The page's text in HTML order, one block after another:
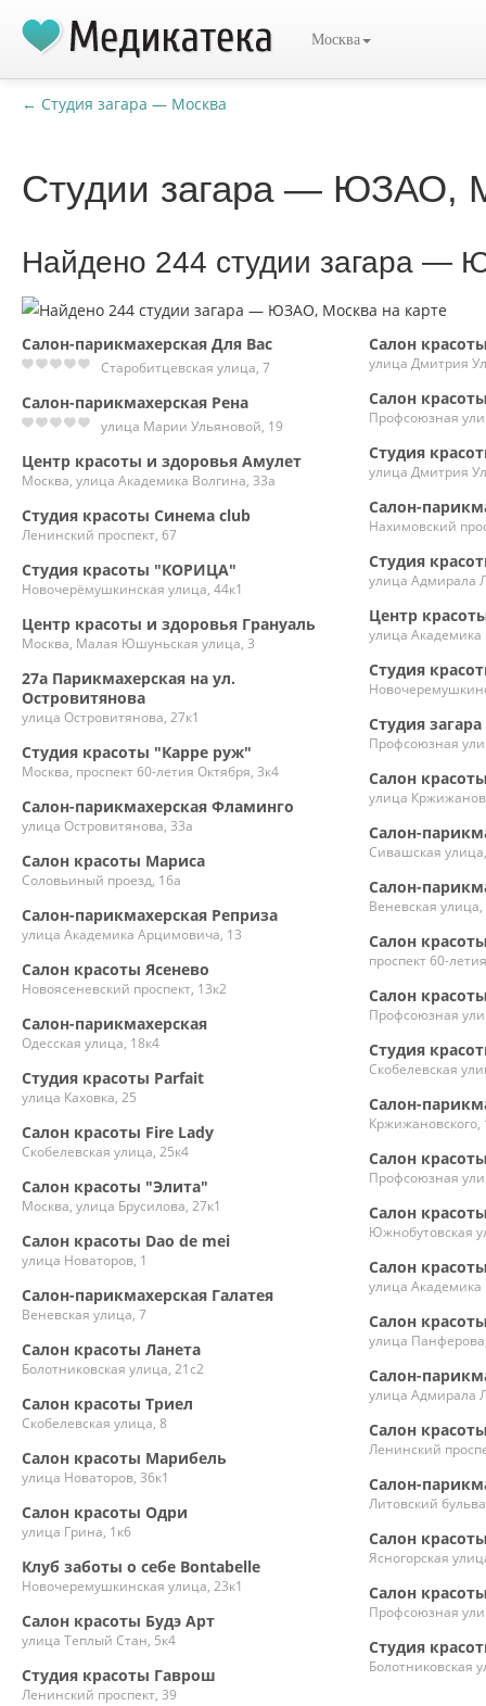
Москва
← Студия загара — Москва
Студии загара — ЮЗАО,
Найдено 244 студии загара —
Салон-парикмахерская Для Вас
Старобитцевская улица, 7
Салон-парикмахерская Рена
улица Марии Ульяновой, 19
Центр красоты и здоровья Амулет
Москва, улица Академика Волгина, 33а
Студия красоты Синема club
Ленинский проспект, 67
Студия красоты "КОРИЦА"
Новочерёмушкинская улица, 44к1
Центр красоты и здоровья Грануаль
Москва, Малая Юшуньская улица, 3
27а Парикмахерская на ул.
Островитянова
улица Островитянова, 27к1
Студия красоты "Карре руж"
Москва, проспект 60-летия Октября, 3к4
Салон-парикмахерская Фламинго
улица Островитянова, 33а
Салон красоты Мариса
Соловьиный проезд, 16а
Салон-парикмахерская Реприза
улица Академика Арцимовича, 13
Салон красоты Ясенево
Новоясеневский проспект, 13к2
Салон-парикмахерская
Одесская улица, 18к4
Студия красоты Parfait
улица Каховка, 25
Салон красоты Fire Lady
Скобелевская улица, 25к4
Салон красоты "Элита"
Москва, улица Брусилова, 27к1
Салон красоты Dao de mei
улица Новаторов, 1
Салон-парикмахерская Галатея
Веневская улица, 7
Салон красоты Ланета
Болотниковская улица, 21с2
Салон красоты Триел
Скобелевская улица, 8
Салон красоты Марибель
улица Новаторов, 36к1
Салон красоты Одри
улица Грина, 1к6
Клуб заботы о себе Bontabelle
Новочеремушкинская улица, 23к1
Салон красоты Будэ Арт
улица Теплый Стан, 5к4
Студия красоты Гаврош
Ленинский проспект, 39
Салон
улица Дмитрия
Салон
Профсоюзная
Студия
улица Дмитрия
Салон-
Нахимовский
Студия
улица Адмирала
Центр
улица Академика
Студия
Студия
Профсоюзная
Салон
улица
Салон-
Сивашская
Салон-
Веневская улица,
Салон
проспект 60-
Салон
Профсоюзная
Студия
Скобелевская
Салон-
Кржижановского,
Салон
Профсоюзная
Салон
Южнобутовская
Салон
улица Академика
Салон
улица
Салон-
улица Адмирала
Салон
Ленинский
Салон-
Литовский
Салон
Ясногорская
Салон
Профсоюзная
Студия
Болотниковская